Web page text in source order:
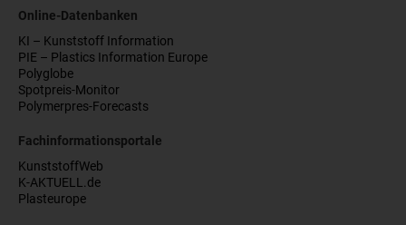
Online-Datenbanken
KI – Kunststoff Information
PIE – Plastics Information Europe
Polyglobe
Spotpreis-Monitor
Polymerpres-Forecasts
Fachinformationsportale
KunststoffWeb
K-AKTUELL.de
Plasteurope